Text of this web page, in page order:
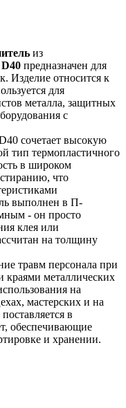
из
предназначен для
Изделие относится к
для
металла, защитных
с
сочетает высокую
тип термопластичного
в широком
что
выполнен в П-
- он просто
клея или
на толщину
травм персонала при
краями металлических
на
мастерских и на
в
обеспечивающие
и хранении.